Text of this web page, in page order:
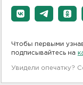
Чтобы первыми
подписывайтесь на
Увидели опечатку?